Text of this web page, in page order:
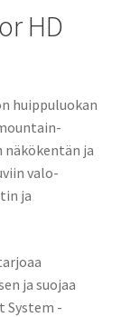
HD
huippuluokan
ja
valo-
ja
ja suojaa
System -